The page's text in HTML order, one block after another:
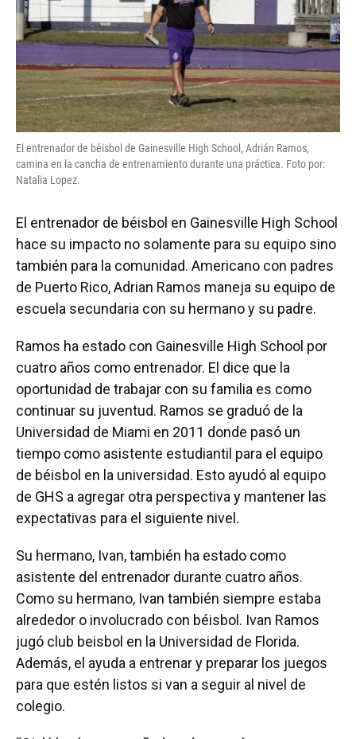
El entrenador de béisbol de Gainesville High School, Adrián Ramos,
camina en la cancha de entrenamiento durante una práctica. Foto por:
Natalia Lopez.
El entrenador de béisbol en Gainesville High School
hace su impacto no solamente para su equipo sino
también para la comunidad. Americano con padres
de Puerto Rico, Adrian Ramos maneja su equipo de
escuela secundaria con su hermano y su padre.
Ramos ha estado con Gainesville High School por
cuatro años como entrenador. El dice que la
oportunidad de trabajar con su familia es como
continuar su juventud. Ramos se graduó de la
Universidad de Miami en 2011 donde pasó un
tiempo como asistente estudiantil para el equipo
de béisbol en la universidad. Esto ayudó al equipo
de GHS a agregar otra perspectiva y mantener las
expectativas para el siguiente nivel.
Su hermano, Ivan, también ha estado como
asistente del entrenador durante cuatro años.
Como su hermano, Ivan también siempre estaba
alrededor o involucrado con béisbol. Ivan Ramos
jugó club beisbol en la Universidad de Florida.
Además, el ayuda a entrenar y preparar los juegos
para que estén listos si van a seguir al nivel de
colegio.